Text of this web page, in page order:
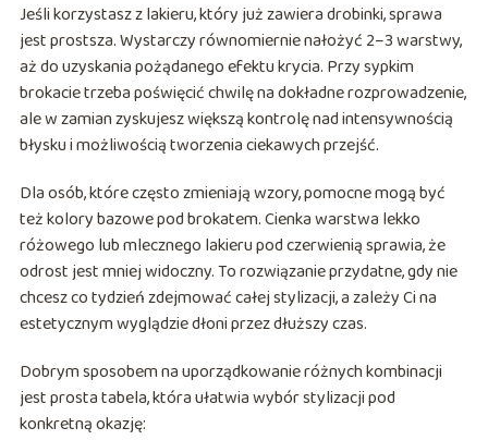
Jeśli korzystasz z lakieru, który już zawiera drobinki, sprawa
jest prostsza. Wystarczy równomiernie nałożyć 2–3 warstwy,
aż do uzyskania pożądanego efektu krycia. Przy sypkim
brokacie trzeba poświęcić chwilę na dokładne rozprowadzenie,
ale w zamian zyskujesz większą kontrolę nad intensywnością
błysku i możliwością tworzenia ciekawych przejść.
Dla osób, które często zmieniają wzory, pomocne mogą być
też kolory bazowe pod brokatem. Cienka warstwa lekko
różowego lub mlecznego lakieru pod czerwienią sprawia, że
odrost jest mniej widoczny. To rozwiązanie przydatne, gdy nie
chcesz co tydzień zdejmować całej stylizacji, a zależy Ci na
estetycznym wyglądzie dłoni przez dłuższy czas.
Dobrym sposobem na uporządkowanie różnych kombinacji
jest prosta tabela, która ułatwia wybór stylizacji pod
konkretną okazję: